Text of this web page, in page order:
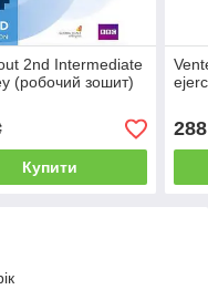
2nd Intermediate
(робочий зошит)
Купити
288